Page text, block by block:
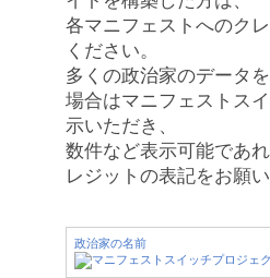
各マニフェストへのク
ください。
多くの政治家のデータ
場合はマニフェストス
示いただき、
数件など表示可能であ
レジットの表記をお願い
政治家の名前